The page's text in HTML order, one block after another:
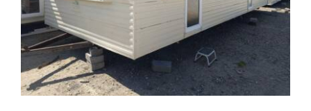
Kontakt